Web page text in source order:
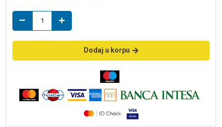
MARBLE
količina
Dodaj u korpu